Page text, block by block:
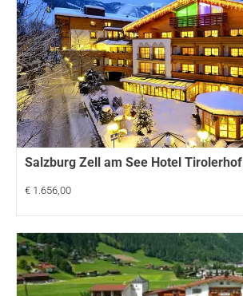
Salzburg Zell am See Hotel Tirolerhof
€ 1.656,00